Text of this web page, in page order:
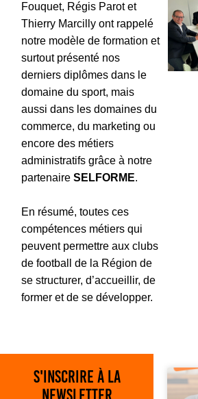
Fouquet, Régis Parot et
Thierry Marcilly ont rappelé
notre modèle de formation et
surtout présenté nos
derniers diplômes dans le
domaine du sport, mais
aussi dans les domaines du
commerce, du marketing ou
encore des métiers
administratifs grâce à notre
partenaireSELFORME.
En résumé, toutes ces
compétences métiers qui
peuvent permettre aux clubs
de football de la Région de
se structurer, d’accueillir, de
former et de se développer.
S'inscrire à la
newsletter